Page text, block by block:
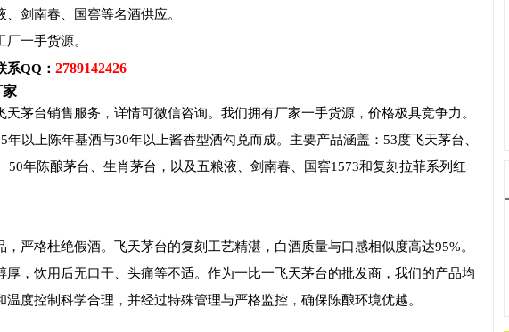
剑南春、国窖等名酒供应。
一手货源。
系QQ： 2789142426
家
茅台销售服务，详情可微信咨询。我们拥有厂家一手货源，价格极具竞争力。
年以上陈年基酒与30年以上酱香型酒勾兑而成。主要产品涵盖：53度飞天茅台、
50年陈酿茅台、生肖茅台，以及五粮液、剑南春、国窖1573和复刻拉菲系列红
严格杜绝假酒。飞天茅台的复刻工艺精湛，白酒质量与口感相似度高达95%。
厚，饮用后无口干、头痛等不适。作为一比一飞天茅台的批发商，我们的产品均
度控制科学合理，并经过特殊管理与严格监控，确保陈酿环境优越。